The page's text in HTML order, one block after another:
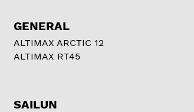
GENERAL
ALTIMAX ARCTIC 12
ALTIMAX RT45
SAILUN